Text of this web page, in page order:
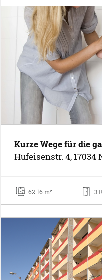
Kurze Wege für die
Hufeisenstr. 4, 17034
62.16 m² 3